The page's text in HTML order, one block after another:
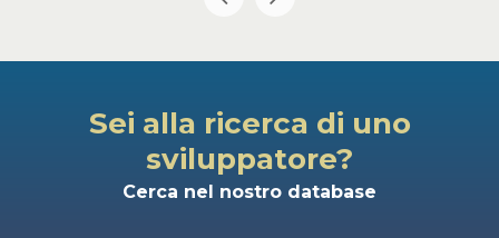
Sei alla ricerca di uno
sviluppatore?
Cerca nel nostro database